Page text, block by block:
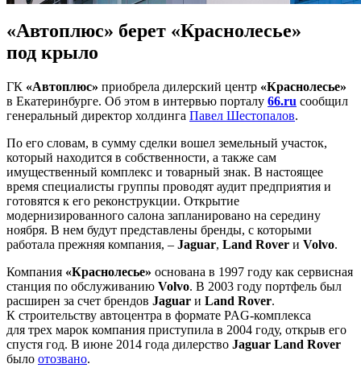
«Автоплюс» берет «Краснолесье»
под крыло
ГК «Автоплюс» приобрела дилерский центр «Краснолесье»
в Екатеринбурге. Об этом в интервью порталу 66.ru сообщил
генеральный директор холдинга Павел Шестопалов.
По его словам, в сумму сделки вошел земельный участок,
который находится в собственности, а также сам
имущественный комплекс и товарный знак. В настоящее
время специалисты группы проводят аудит предприятия и
готовятся к его реконструкции. Открытие
модернизированного салона запланировано на середину
ноября. В нем будут представлены бренды, с которыми
работала прежняя компания, – Jaguar, Land Rover и Volvo.
Компания «Краснолесье» основана в 1997 году как сервисная
станция по обслуживанию Volvo. В 2003 году портфель был
расширен за счет брендов Jaguar и Land Rover.
К строительству автоцентра в формате PAG-комплекса
для трех марок компания приступила в 2004 году, открыв его
спустя год. В июне 2014 года дилерство Jaguar Land Rover
было отозвано.